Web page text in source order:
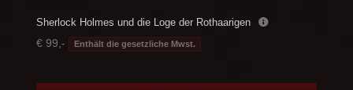
Sherlock Holmes und die Loge der Rothaarigen
€ 99,- Enthält die gesetzliche Mwst.